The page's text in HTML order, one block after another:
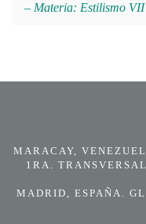
– Materia: Estilismo VII
MARACAY,
1RA.
MADRID, ESPAÑA.